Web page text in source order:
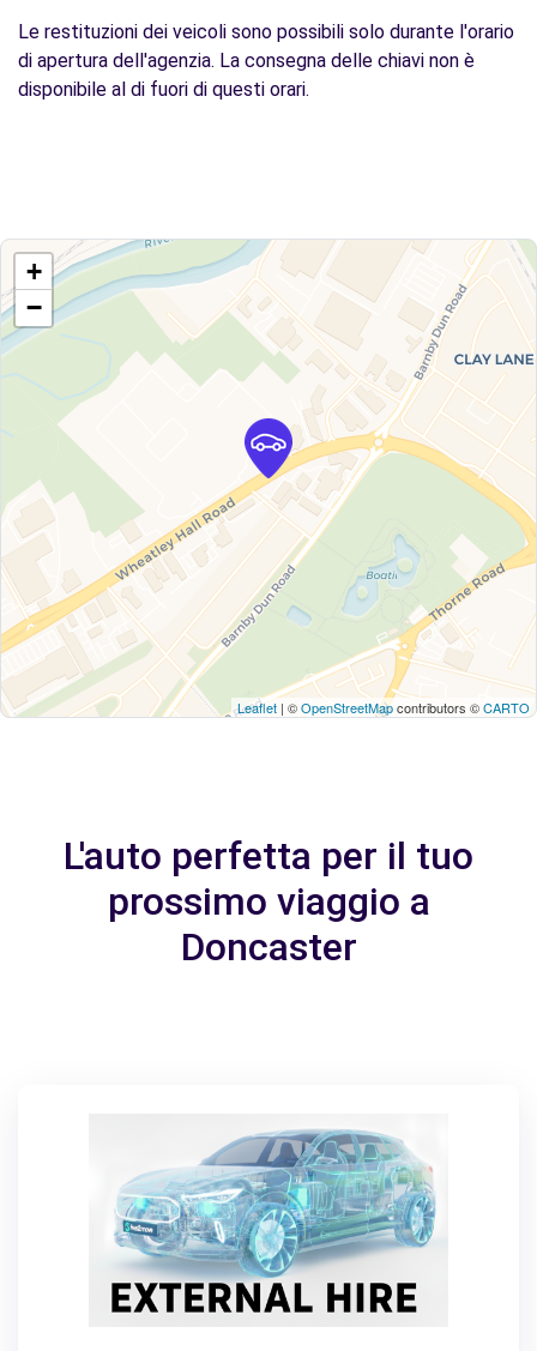
Le restituzioni dei veicoli sono possibili solo durante l'orario
di apertura dell'agenzia. La consegna delle chiavi non è
disponibile al di fuori di questi orari.
+
−
Leaflet | ©OpenStreetMapcontributors ©CARTO
L'auto perfetta per il tuo
prossimo viaggio a
Doncaster